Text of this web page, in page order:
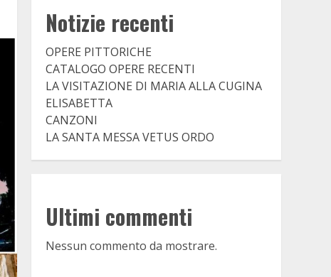
Notizie recenti
OPERE PITTORICHE
CATALOGO OPERE RECENTI
LA VISITAZIONE DI MARIA ALLA CUGINA
ELISABETTA
CANZONI
LA SANTA MESSA VETUS ORDO
Ultimi commenti
Nessun commento da mostrare.